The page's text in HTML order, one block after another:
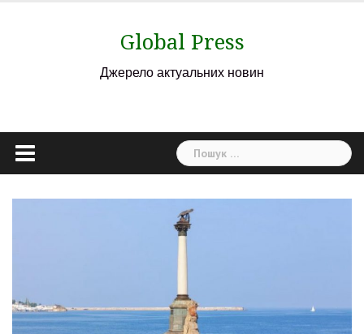
Global Press
Джерело актуальних новин
Пошук: